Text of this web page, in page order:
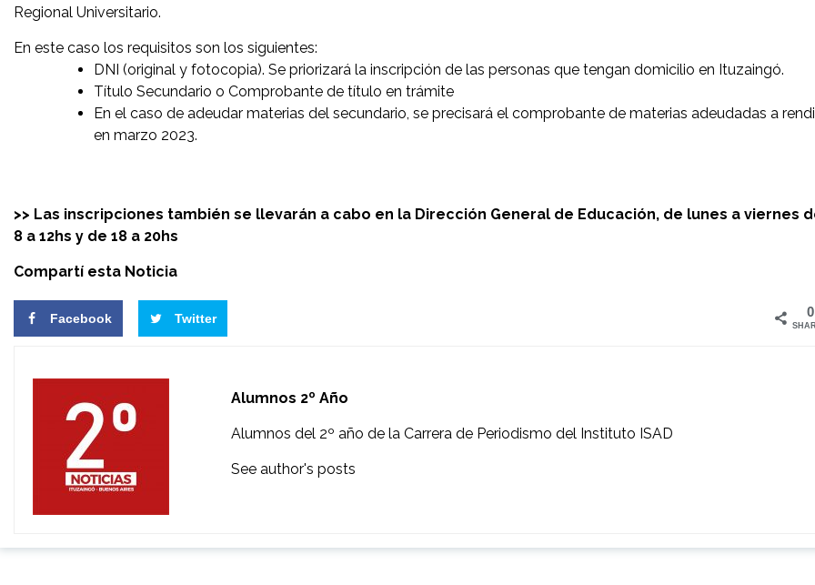
Regional Universitario.
En este caso los requisitos son los siguientes:
DNI (original y fotocopia). Se priorizará la inscripción de las personas que tengan domicilio en Ituzaingó.
Título Secundario o Comprobante de título en trámite
En el caso de adeudar materias del secundario, se precisará el comprobante de materias adeudadas a
en marzo 2023.
>> Las inscripciones también se llevarán a cabo en la Dirección General de Educación, de lunes a viernes
8 a 12hs y de 18 a 20hs
Compartí esta Noticia
Facebook Twitter 0
Alumnos 2º Año
Alumnos del 2º año de la Carrera de Periodismo del Instituto ISAD
See author's posts